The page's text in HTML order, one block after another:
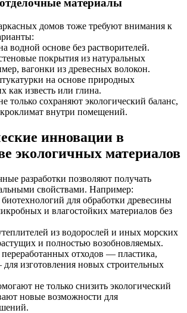
материалы
домов тоже требуют внимания к
водной основе без растворителей.
покрытия из натуральных
вагонки из древесных волокон.
на основе природных
как известь или глина.
только сохраняют экологический баланс,
внутри помещений.
инновации в
экологичных материалов
разработки позволяют получать
свойствами. Например:
для обработки древесины
и влагостойких материалов без
из водорослей и иных морских
и полностью возобновляемых.
отходов — пластика,
изготовления новых строительных
не только снизить экологический
новые возможности для